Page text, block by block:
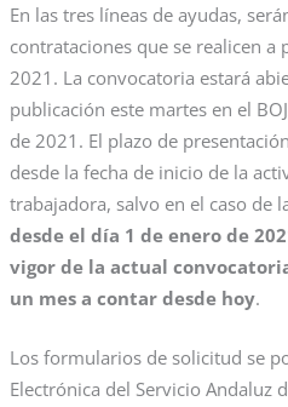
En las tres líneas de ayudas,
contrataciones que se realicen
2021. La convocatoria estará
publicación este martes en el
de 2021. El plazo de
desde la fecha de inicio de la
trabajadora, salvo en el caso de
desde el día 1 de enero de
vigor de la actual
un mes a contar desde hoy.
Los formularios de solicitud se
Electrónica del Servicio Andaluz